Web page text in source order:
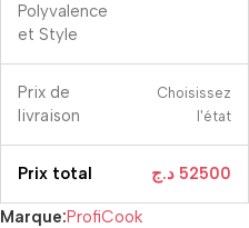
Polyvalence
et Style
Prix ​​de
livraison
Choisissez
l'état
Prix ​​total 52500 د.ج
Marque:ProfiCook